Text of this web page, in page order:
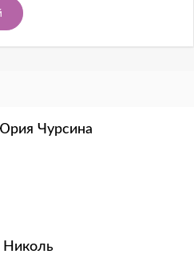
Чурсина
Николь